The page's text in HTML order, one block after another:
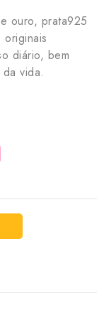
ouro, prata925
diário, bem
vida.